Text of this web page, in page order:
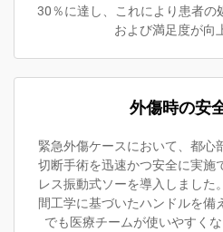
30％に達し、これにより患者の
および満足度が向
外傷時の安
緊急外傷ケースにおいて、都心
切断手術を迅速かつ安全に実施
レス振動式ソーを導入しました
間工学に基づいたハンドルを備
でも医療チームが使いやすく